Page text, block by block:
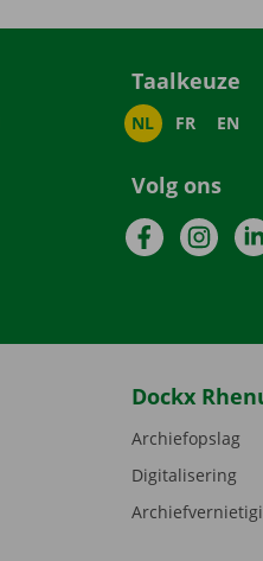
Taalkeuze
NL FR EN
Volg ons
Facebook
Dockx
Archiefopslag
Digitalisering